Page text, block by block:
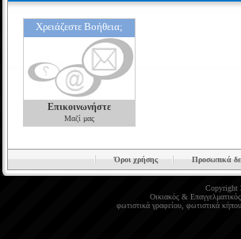
Χρειάζεστε Βοήθεια;
Επικοινωνήστε
Μαζί μας
Όροι χρήσης Προσωπικά
Οικιακός&
φωτιστικά γραφείου, φωτιστικά κήπου